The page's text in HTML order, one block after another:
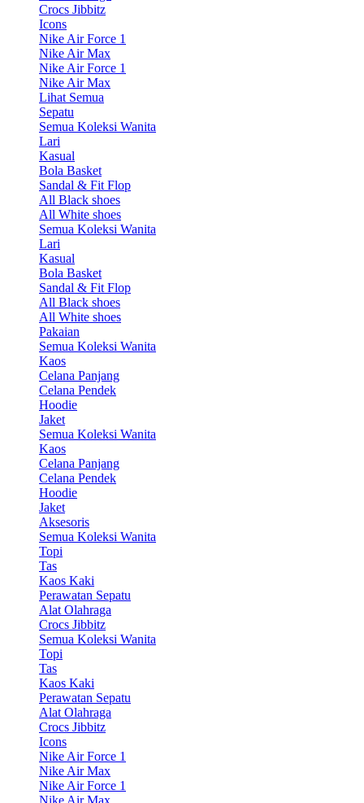
Crocs Jibbitz
Icons
Nike Air Force 1
Nike Air Max
Nike Air Force 1
Nike Air Max
Lihat Semua
Sepatu
Semua Koleksi Wanita
Lari
Kasual
Bola Basket
Sandal & Fit Flop
All Black shoes
All White shoes
Semua Koleksi Wanita
Lari
Kasual
Bola Basket
Sandal & Fit Flop
All Black shoes
All White shoes
Pakaian
Semua Koleksi Wanita
Kaos
Celana Panjang
Celana Pendek
Hoodie
Jaket
Semua Koleksi Wanita
Kaos
Celana Panjang
Celana Pendek
Hoodie
Jaket
Aksesoris
Semua Koleksi Wanita
Topi
Tas
Kaos Kaki
Perawatan Sepatu
Alat Olahraga
Crocs Jibbitz
Semua Koleksi Wanita
Topi
Tas
Kaos Kaki
Perawatan Sepatu
Alat Olahraga
Crocs Jibbitz
Icons
Nike Air Force 1
Nike Air Max
Nike Air Force 1
Nike Air Max